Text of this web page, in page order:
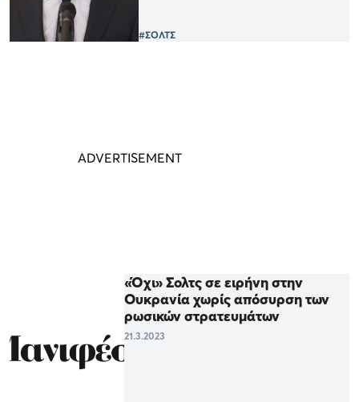
#ΣΟΛΤΣ
«Όχι» Σολτς σε ειρήνη στην
Ουκρανία χωρίς απόσυρση των
ρωσικών στρατευμάτων
21.3.2023